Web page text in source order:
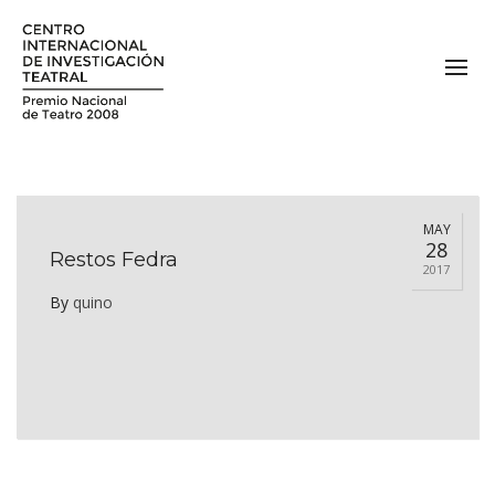
MAY
28
2017
Restos Fedra
By quino